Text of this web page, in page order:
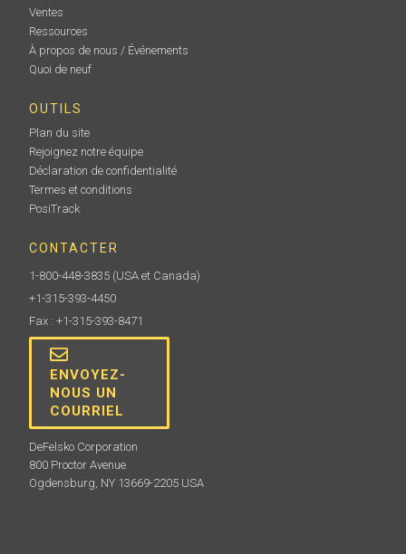
Ventes
Ressources
À propos de nous / Événements
Quoi de neuf
OUTILS
Plan du site
Rejoignez notre équipe
Déclaration de confidentialité
Termes et conditions
PosiTrack
CONTACTER
1-800-448-3835 (USA et Canada)
+1-315-393-4450
Fax : +1-315-393-8471
ENVOYEZ-
NOUS UN
COURRIEL
DeFelsko Corporation
800 Proctor Avenue
Ogdensburg, NY 13669-2205 USA